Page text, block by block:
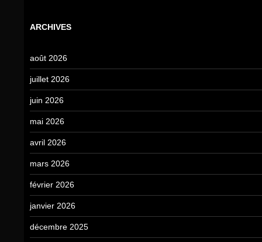
ARCHIVES
août 2026
juillet 2026
juin 2026
mai 2026
avril 2026
mars 2026
février 2026
janvier 2026
décembre 2025